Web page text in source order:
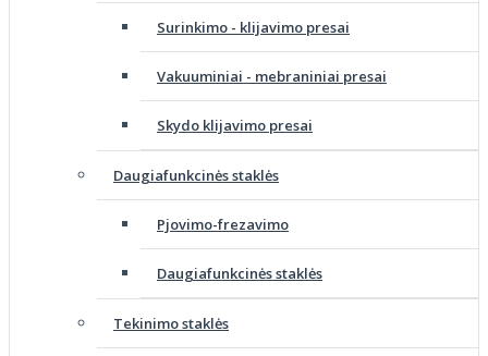
Surinkimo - klijavimo presai
Vakuuminiai - mebraniniai presai
Skydo klijavimo presai
Daugiafunkcinės staklės
Pjovimo-frezavimo
Daugiafunkcinės staklės
Tekinimo staklės